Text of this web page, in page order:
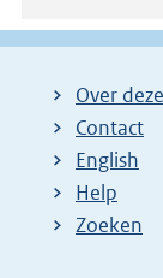
Over
Contact
English
Help
Zoeken